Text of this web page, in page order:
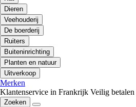
Dieren
Veehouderij
De boerderij
Ruiters
Buiteninrichting
Planten en natuur
Uitverkoop
Merken
Klantenservice in Frankrijk Veilig betalen
Zoeken